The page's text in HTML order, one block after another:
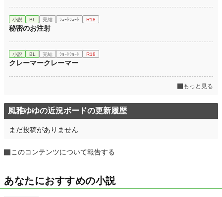
年間ポイント 476 pt (104,079 位)
累計ポイント 3,440 pt (141,428 位)
小説 BL 完結 ｼｮｰﾄｼｮｰﾄ R18
秘密のお注射
小説 BL 完結 ｼｮｰﾄｼｮｰﾄ R18
クレーマークレーマー
もっと見る
風雅ゆゆの近況ボードの更新履歴
まだ投稿がありません
このコンテンツについて報告する
あなたにおすすめの小説